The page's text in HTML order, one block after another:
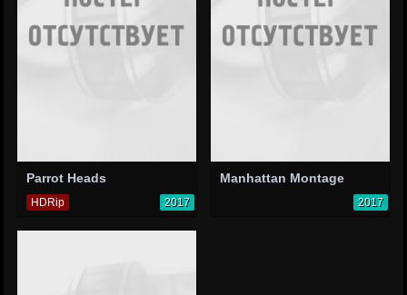
Parrot Heads
HDRip 2017
Manhattan Montage
2017